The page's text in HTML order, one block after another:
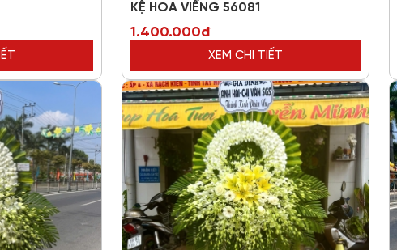
KỆ HOA VIẾNG 56081
1.400.000đ
XEM CHI TIẾT